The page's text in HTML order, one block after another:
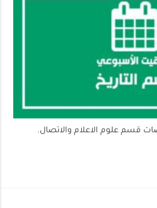
قسم علوم الاعلام والاتصال.